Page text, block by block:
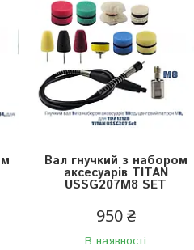
Вал гнучкий з набором
аксесуарів TITAN
USSG207M8 SET
950 ₴
В наявності